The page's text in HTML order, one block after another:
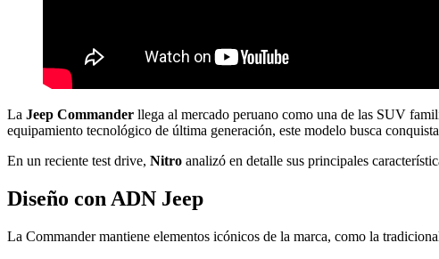
La Jeep Commander llega al mercado peruano como una de las SUV
equipamiento tecnológico de última generación, este modelo busca
En un reciente test drive, Nitro analizó en detalle sus principales
Diseño con ADN Jeep
La Commander mantiene elementos icónicos de la marca, como la